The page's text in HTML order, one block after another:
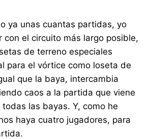
ya unas cuantas partidas, yo
con el circuito más largo posible,
de terreno especiales
para el vórtice como loseta de
que la baya, intercambia
caos a la partida que viene
las bayas. Y, como he
haya cuatro jugadores, para